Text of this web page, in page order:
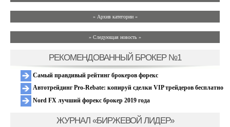
» Архив категории «
» Следующая новость »
РЕКОМЕНДОВАННЫЙ БРОКЕР №1
Самый правдивый рейтинг брокеров форекс
Автотрейдинг Pro-Rebate: копируй сделки VIP трейдеров бесплатно
Nord FX лучший форекс брокер 2019 года
ЖУРНАЛ «БИРЖЕВОЙ ЛИДЕР»